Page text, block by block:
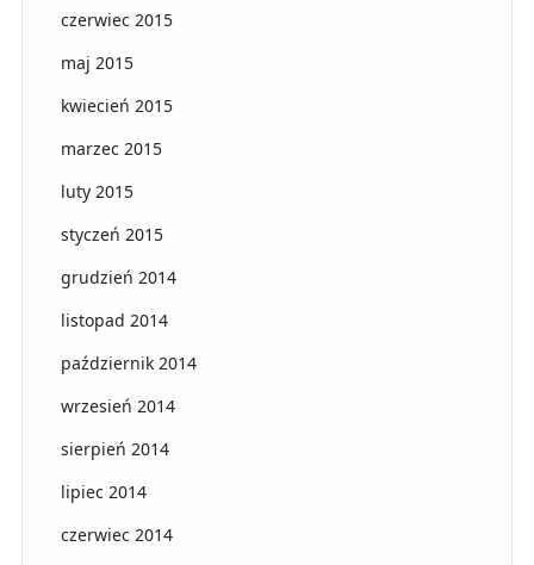
czerwiec 2015
maj 2015
kwiecień 2015
marzec 2015
luty 2015
styczeń 2015
grudzień 2014
listopad 2014
październik 2014
wrzesień 2014
sierpień 2014
lipiec 2014
czerwiec 2014